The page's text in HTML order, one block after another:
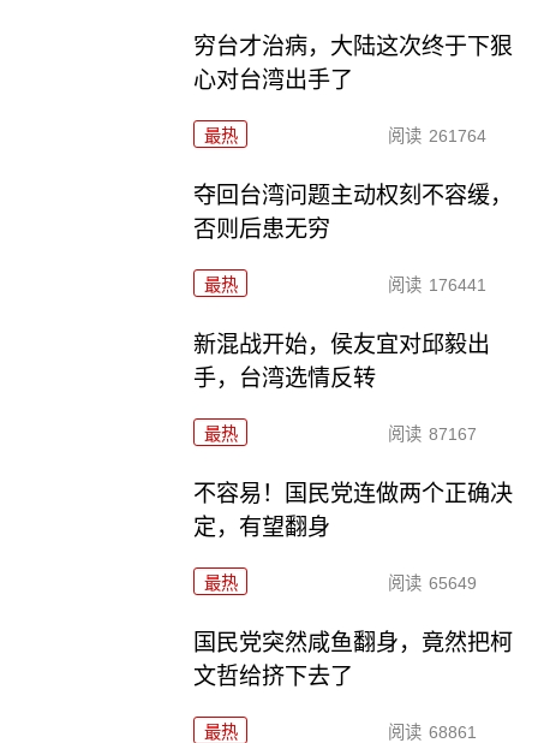
穷台才治病，大陆这次终于下狠
心对台湾出手了
最热 阅读 261764
夺回台湾问题主动权刻不容缓，
否则后患无穷
最热 阅读 176441
新混战开始，侯友宜对邱毅出
手，台湾选情反转
最热 阅读 87167
不容易！国民党连做两个正确决
定，有望翻身
最热 阅读 65649
国民党突然咸鱼翻身，竟然把柯
文哲给挤下去了
最热 阅读 68861